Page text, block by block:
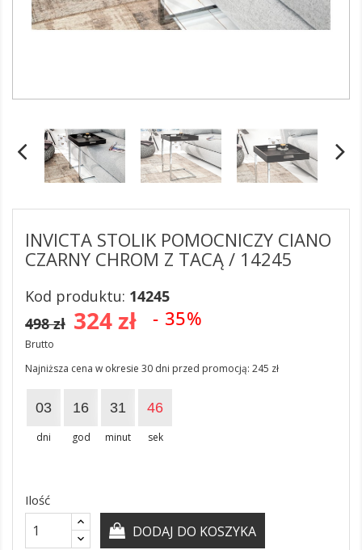
INVICTA STOLIK POMOCNICZY CIANO
CZARNY CHROM Z TACĄ / 14245
Kod produktu: 14245
324 zł - 35%
498 zł
Brutto
Najniższa cena w okresie 30 dni przed promocją: 245 zł
03
dni
16
god
31
minut
46
sek
Ilość
DODAJ DO KOSZYKA